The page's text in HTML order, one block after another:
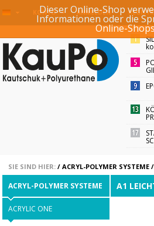
Dieser Online-Shop
Informationen oder die
Online-
KONTO ANMELDEN
SIE SIND HIER: / ACRYL-POLYMER SYSTEME /
ACRYL-POLYMER SYSTEME
ACRYLIC ONE
A1